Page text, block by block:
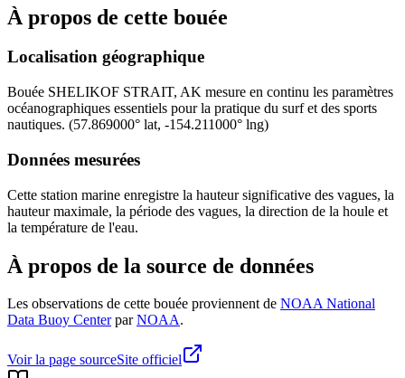
À propos de cette bouée
Localisation géographique
Bouée SHELIKOF STRAIT, AK mesure en continu les paramètres
océanographiques essentiels pour la pratique du surf et des sports
nautiques. (57.869000° lat, -154.211000° lng)
Données mesurées
Cette station marine enregistre la hauteur significative des vagues, la
hauteur maximale, la période des vagues, la direction de la houle et
la température de l'eau.
À propos de la source de données
Les observations de cette bouée proviennent de NOAA National
Data Buoy Center par NOAA.
Voir la page sourceSite officiel